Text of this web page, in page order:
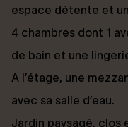
espace détente et
4 chambres dont 1
de bain et une
A l’étage, une
avec sa salle d’eau.
Jardin paysagé, clos